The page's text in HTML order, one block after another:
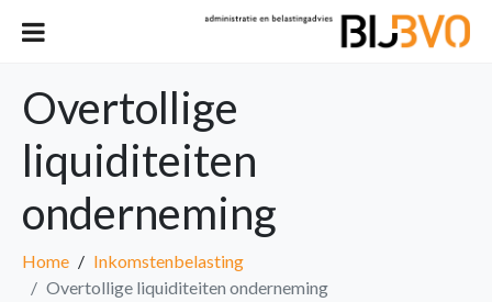
Overtollige
liquiditeiten
onderneming
Home
Inkomstenbelasting
Overtollige liquiditeiten onderneming